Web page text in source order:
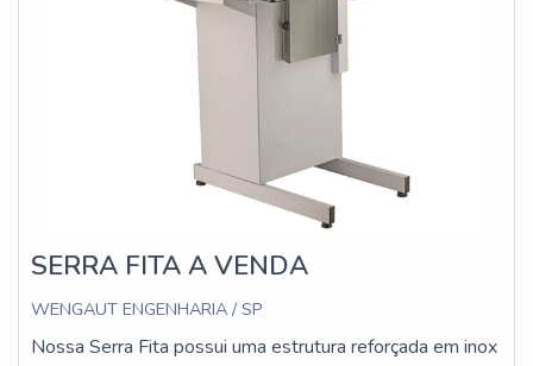
SERRA FITA A VENDA
WENGAUT ENGENHARIA / SP
Nossa Serra Fita possui uma estrutura reforçada em inox